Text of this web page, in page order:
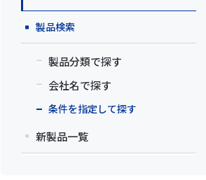
製品検索
製品分類で探す
会社名で探す
条件を指定して探す
新製品一覧